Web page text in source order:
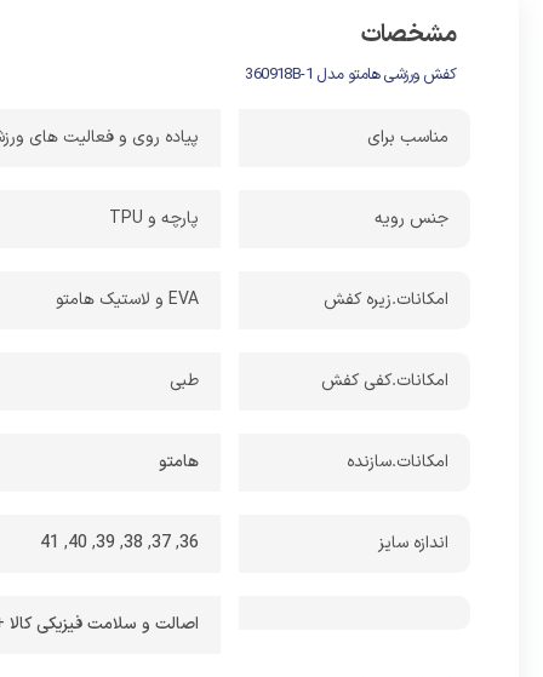
بر آن
مشخصات
کفش ورزشی هامتو مدل 360918B-1
مناسب برای پیاده روی و فعالیت های
جنس رویه پارچه و TPU
امکانات.زیره کفش EVA و لاستیک هامتو
امکانات.کفی کفش طبی
امکانات.سازنده هامتو
اندازه سایز 36
,
37
,
38
,
39
,
40
,
41
اصالت و سلامت فیزیکی کالا + 7 روز عودت بی قید و